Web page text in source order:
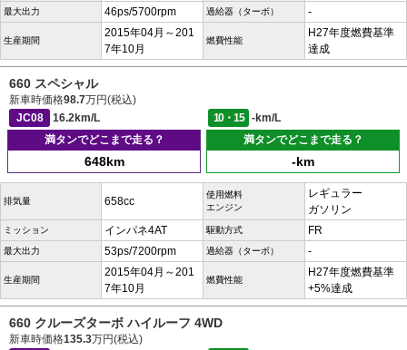
最大出力 46ps/5700rpm 過給器（ターボ） -
生産期間
2015年04月～201
7年10月
燃費性能
H27年度燃費基準
達成
660 スペシャル
新車時価格98.7万円(税込)
JC08
16.2km/L 10・15
-km/L
満タンでどこまで走る？
648km
満タンでどこまで走る？
-km
排気量 658cc
使用燃料
エンジン
レギュラー
ガソリン
ミッション インパネ4AT 駆動方式 FR
最大出力 53ps/7200rpm 過給器（ターボ） -
生産期間
2015年04月～201
7年10月
燃費性能
H27年度燃費基準
+5%達成
660 クルーズターボ ハイルーフ 4WD
新車時価格135.3万円(税込)